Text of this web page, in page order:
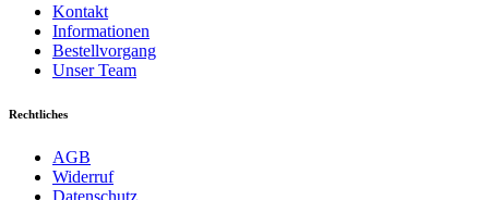
Kontakt
Informationen
Bestellvorgang
Unser Team
Rechtliches
AGB
Widerruf
Datenschutz